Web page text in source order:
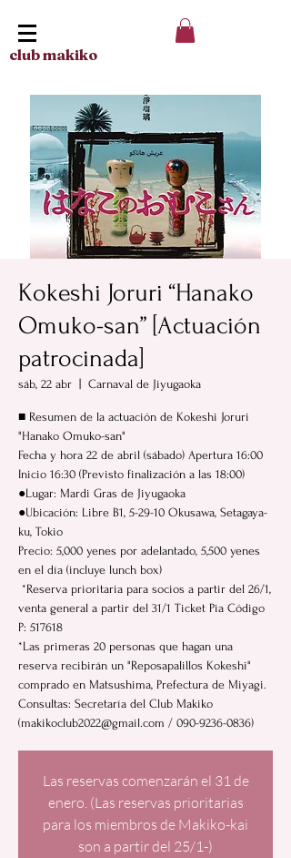
club makiko
Kokeshi Joruri “Hanako
Omuko-san” [Actuación
patrocinada]
sáb, 22 abr Carnaval de Jiyugaoka
■ Resumen de la actuación de Kokeshi Joruri
"Hanako Omuko-san"
Fecha y hora 22 de abril (sábado) Apertura 16:00
Inicio 16:30 (Previsto finalización a las 18:00)
●Lugar: Mardi Gras de Jiyugaoka
●Ubicación: Libre B1, 5-29-10 Okusawa, Setagaya-
ku, Tokio
Precio: 5,000 yenes por adelantado, 5,500 yenes
en el día (incluye lunch box)
​ *Reserva prioritaria para socios a partir del 26/1,
venta general a partir del 31/1 Ticket Pia Código
P: 517618
*Las primeras 20 personas que hagan una
reserva recibirán un "Reposapalillos Kokeshi"
comprado en Matsushima, Prefectura de Miyagi.
Consultas: Secretaría del Club Makiko
(makikoclub2022@gmail.com / 090-9236-0836)
Las reservas comenzarán el 31 de
enero. (Las reservas prioritarias
para los miembros de Makiko-kai
son a partir del 25/1-)